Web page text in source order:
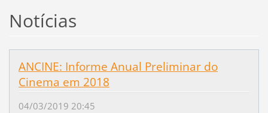
Notícias
ANCINE: Informe Anual Preliminar do
Cinema em 2018
04/03/2019 20:45